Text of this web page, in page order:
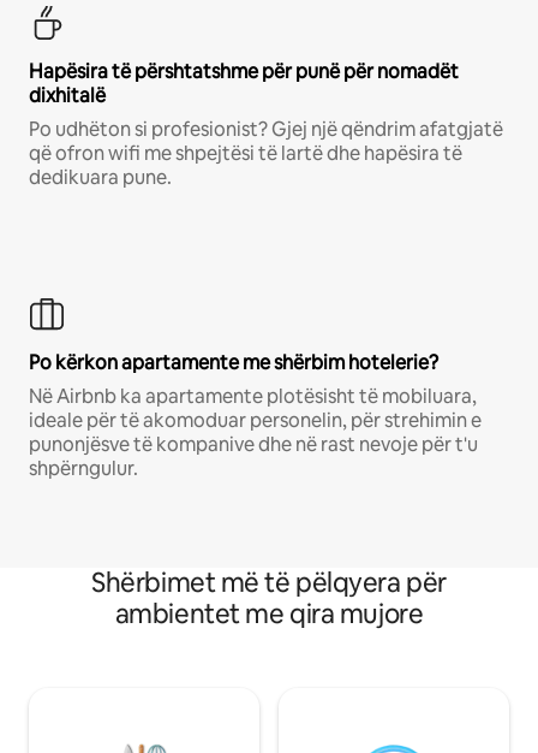
Hapësira të përshtatshme për punë për nomadët
dixhitalë
Po udhëton si profesionist? Gjej një qëndrim afatgjatë
që ofron wifi me shpejtësi të lartë dhe hapësira të
dedikuara pune.
Po kërkon apartamente me shërbim hotelerie?
Në Airbnb ka apartamente plotësisht të mobiluara,
ideale për të akomoduar personelin, për strehimin e
punonjësve të kompanive dhe në rast nevoje për t'u
shpërngulur.
Shërbimet më të pëlqyera për
ambientet me qira mujore